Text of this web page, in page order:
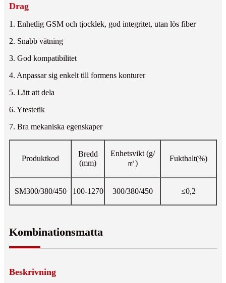
Drag
1. Enhetlig GSM och tjocklek, god integritet, utan lös fiber
2. Snabb vätning
3. God kompatibilitet
4. Anpassar sig enkelt till formens konturer
5. Lätt att dela
6. Ytestetik
7. Bra mekaniska egenskaper
Produktkod
Bredd
(mm)
Enhetsvikt (g/
㎡)
Fukthalt(%)
SM300/380/450 100-1270 300/380/450 ≤0,2
Kombinationsmatta
Beskrivning